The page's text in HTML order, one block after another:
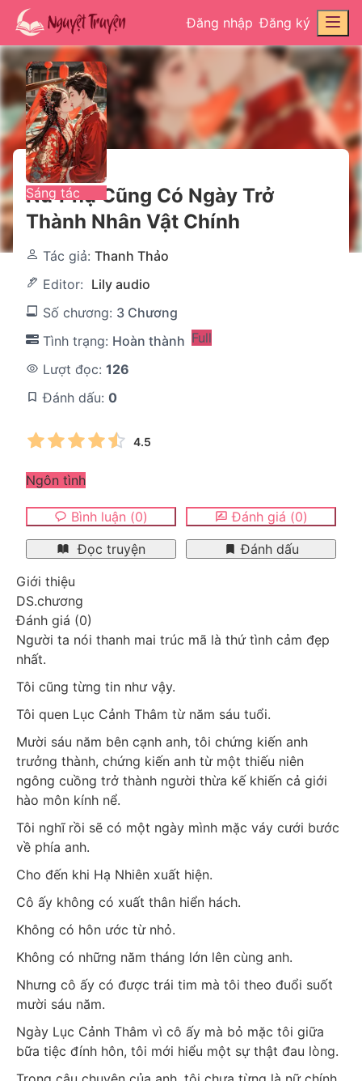
Đăng nhập Đăng ký
Sáng tác
Nữ Phụ Cũng Có Ngày Trở
Thành Nhân Vật Chính
Tác giả: Thanh Thảo
Editor: Lily audio
Số chương: 3 Chương
Tình trạng: Hoàn thành Full
Lượt đọc: 126
Đánh dấu: 0
4.5
Ngôn tình
Bình luận (0) Đánh giá (0)
Đọc truyện
Đánh dấu
Giới thiệu
DS.chương
Đánh giá (0)
Người ta nói thanh mai trúc mã là thứ tình cảm đẹp
nhất.
Tôi cũng từng tin như vậy.
Tôi quen Lục Cảnh Thâm từ năm sáu tuổi.
Mười sáu năm bên cạnh anh, tôi chứng kiến anh
trưởng thành, chứng kiến anh từ một thiếu niên
ngông cuồng trở thành người thừa kế khiến cả giới
hào môn kính nể.
Tôi nghĩ rồi sẽ có một ngày mình mặc váy cưới bước
về phía anh.
Cho đến khi Hạ Nhiên xuất hiện.
Cô ấy không có xuất thân hiển hách.
Không có hôn ước từ nhỏ.
Không có những năm tháng lớn lên cùng anh.
Nhưng cô ấy có được trái tim mà tôi theo đuổi suốt
mười sáu năm.
Ngày Lục Cảnh Thâm vì cô ấy mà bỏ mặc tôi giữa
bữa tiệc đính hôn, tôi mới hiểu một sự thật đau lòng.